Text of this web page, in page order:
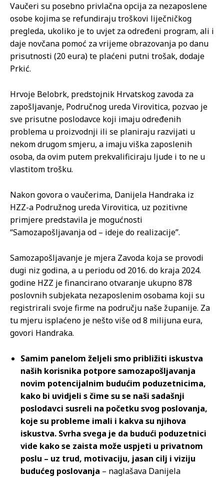
Vaučeri su posebno privlačna opcija za nezaposlene
osobe kojima se refundiraju troškovi liječničkog
pregleda, ukoliko je to uvjet za određeni program, ali i
daje novčana pomoć za vrijeme obrazovanja po danu
prisutnosti (20 eura) te plaćeni putni trošak, dodaje
Prkić.
Hrvoje Belobrk, predstojnik Hrvatskog zavoda za
zapošljavanje, Područnog ureda Virovitica, pozvao je
sve prisutne poslodavce koji imaju određenih
problema u proizvodnji ili se planiraju razvijati u
nekom drugom smjeru, a imaju viška zaposlenih
osoba, da ovim putem prekvalificiraju ljude i to ne u
vlastitom trošku.
Nakon govora o vaučerima, Danijela Handraka iz
HZZ-a Podružnog ureda Virovitica, uz pozitivne
primjere predstavila je mogućnosti
“Samozapošljavanja od – ideje do realizacije”.
Samozapošljavanje je mjera Zavoda koja se provodi
dugi niz godina, a u periodu od 2016. do kraja 2024.
godine HZZ je financirano otvaranje ukupno 878
poslovnih subjekata nezaposlenim osobama koji su
registrirali svoje firme na području naše županije. Za
tu mjeru isplaćeno je nešto više od 8 milijuna eura,
govori Handraka.
Samim panelom željeli smo približiti iskustva
naših korisnika potpore samozapošljavanja
novim potencijalnim budućim poduzetnicima,
kako bi uvidjeli s čime su se naši sadašnji
poslodavci susreli na početku svog poslovanja,
koje su probleme imali i kakva su njihova
iskustva. Svrha svega je da budući poduzetnici
vide kako se zaista može uspjeti u privatnom
poslu – uz trud, motivaciju, jasan cilj i viziju
budućeg poslovanja – naglašava Danijela